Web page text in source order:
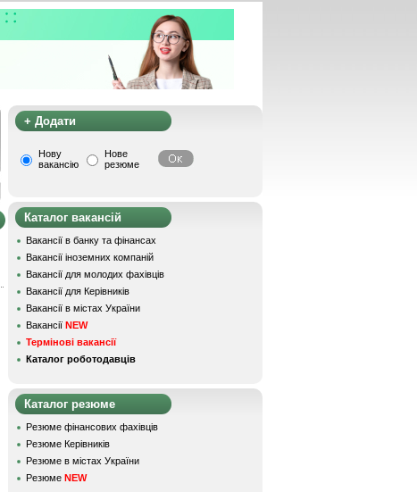
+ Додати
Нову
вакансію
Нове
резюме
Каталог вакансій
Вакансії в банку та фінансах
Вакансії іноземних компаній
Вакансії для молодих фахівців
Вакансії для Керівників
Вакансії в містах України
Вакансії NEW
Термінові вакансії
Каталог роботодавців
Каталог резюме
Резюме фінансових фахівців
Резюме Керівників
Резюме в містах України
Резюме NEW